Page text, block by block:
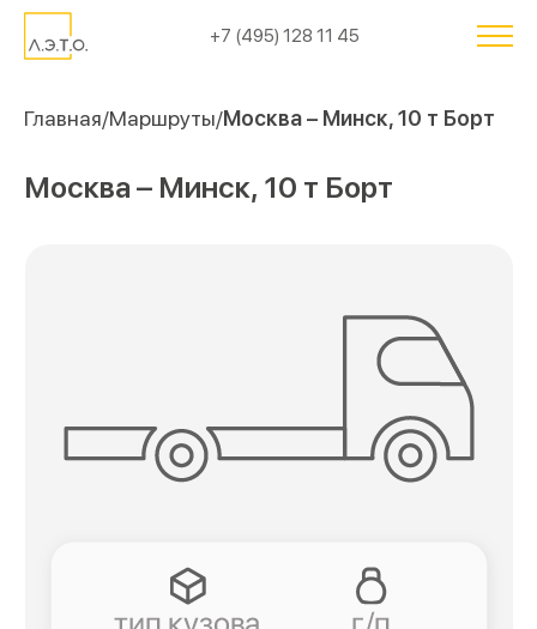
+7 (495) 128 11 45
Главная Маршруты Москва – Минск, 10 т Борт
Москва – Минск, 10 т Борт